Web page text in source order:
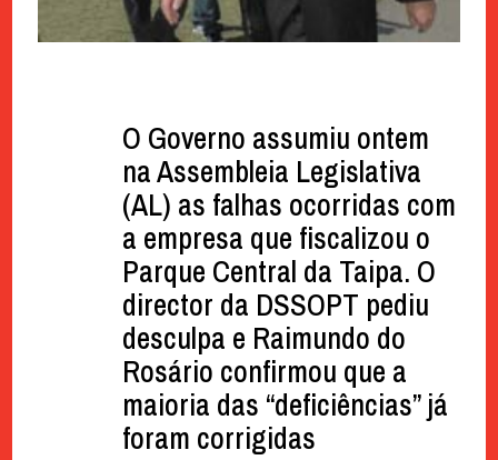
O Governo assumiu ontem
na Assembleia Legislativa
(AL) as falhas ocorridas com
a empresa que fiscalizou o
Parque Central da Taipa. O
director da DSSOPT pediu
desculpa e Raimundo do
Rosário confirmou que a
maioria das “deficiências” já
foram corrigidas